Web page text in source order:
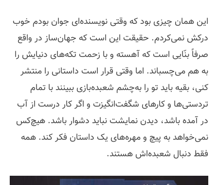
این همان چیزی بود که وقتی نویسنده‌ای جوان بودم خوب
درکش نمی‌کردم. حقیقت این است که جهان‌ساز در واقع
صرفاً بنّایی است که آهسته و با زحمت تکه‌های دنیایش را
به هم می‌چسباند. اما وقتی قرار است داستانی را منتشر
کنی، بقیه باید تو را به‌چشم شعبده‌بازی ببینند با تمام
تردستی‌ها و کارهای شگفت‌انگیزت و اگر کار درست از آب
در آمده باشد، دیدن نمایشت نباید دشوار باشد. هیچ‌کس
نمی‌خواهد به پیچ و مهره‌های یک داستان فکر کند. همه
فقط دنبال شعبده‌اش هستند.